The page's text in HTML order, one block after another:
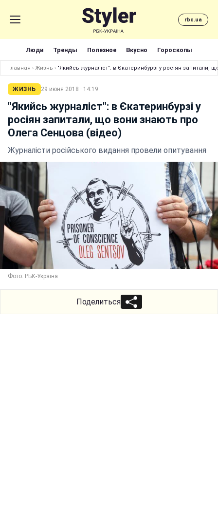
rbc.ua
Люди Тренды Полезное Вкусно Гороскопы
Главная › Жизнь › "Якийсь журналіст": в Єкатеринбурзі у росіян
ЖИЗНЬ 29 июня 2018 · 14:19
"Якийсь журналіст": в Єкатеринбурзі у
росіян запитали, що вони знають про
Олега Сенцова (відео)
Журналісти російського видання провели опитування
Фото: РБК-Україна
Поделиться